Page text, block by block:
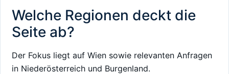
Welche Regionen deckt die
Seite ab?
Der Fokus liegt auf Wien sowie relevanten Anfragen
in Niederösterreich und Burgenland.